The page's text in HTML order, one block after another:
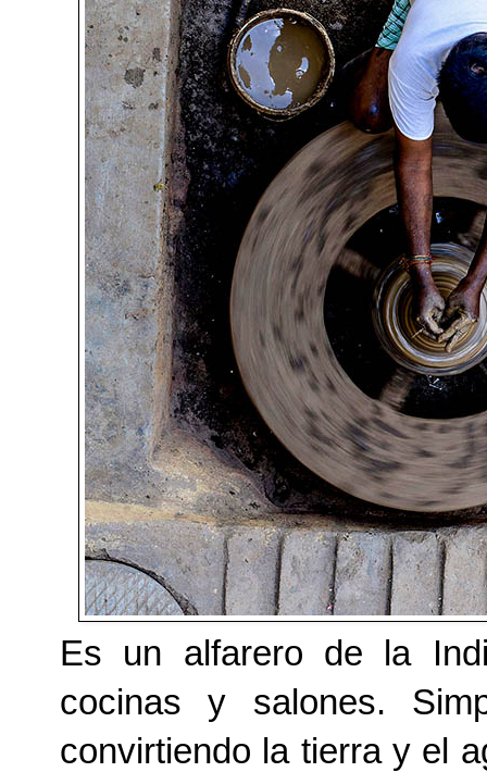
Es un alfarero de la
cocinas y salones.
convirtiendo la tierra y el